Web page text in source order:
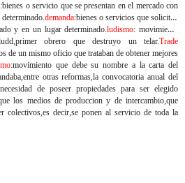
:bienes o servicio que se presentan en el mercado con
demanda:bienes o servicios que solicitan
y en un lugar determinado.ludismo: movimiento
obrero que destruyo un telar.Trade
de un mismo oficio que trataban de obtener mejores
:movimiento que debe su nombre a la carta del
otras reformas,la convocatoria anual del
de poseer propiedades para ser elegido
los medios de produccion y de intercambio,que
colectivos,es decir,se ponen al servicio de toda la